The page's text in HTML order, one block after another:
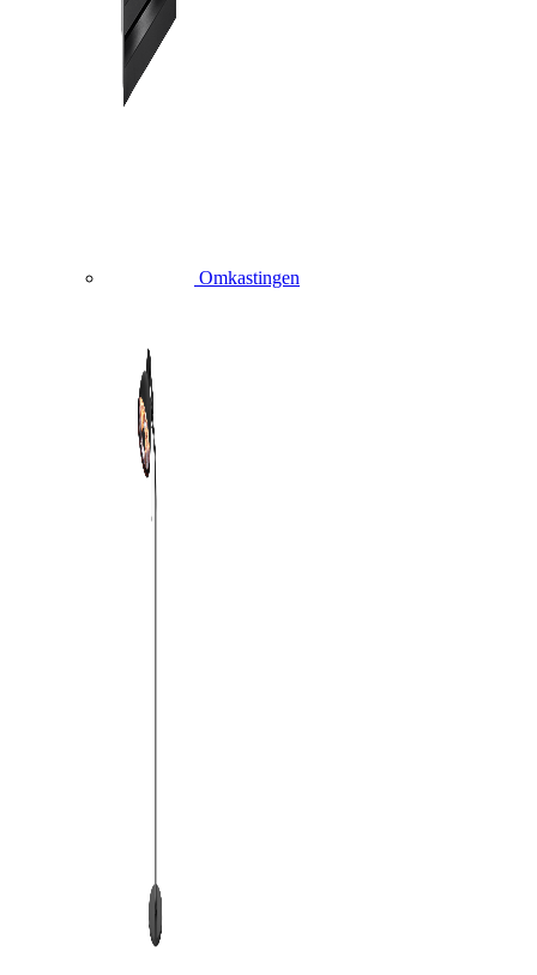
Omkastingen